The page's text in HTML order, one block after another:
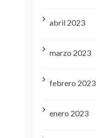
abril 2023
marzo 2023
febrero 2023
enero 2023